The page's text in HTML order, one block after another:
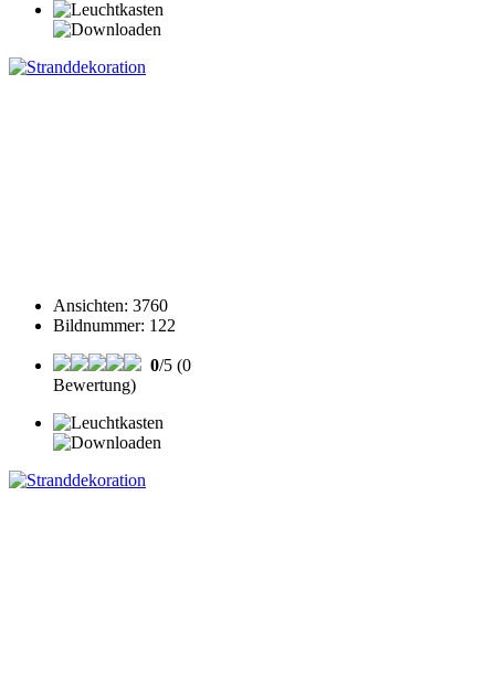
Ansichten: 3760
Bildnummer: 122
0/5 (0
Bewertung)